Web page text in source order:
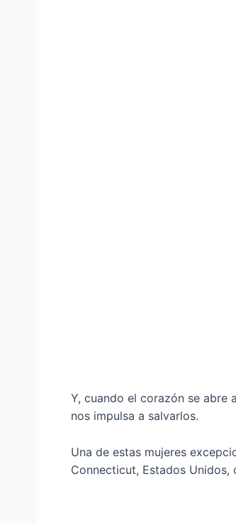
Y, cuando el corazón se abre
nos impulsa a salvarlos.
Una de estas mujeres
Connecticut, Estados Unidos,